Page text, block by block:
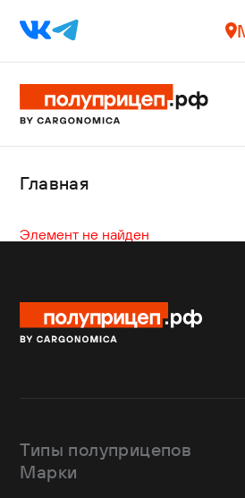
Главная
Элемент не найден
Типы полуприцепов
Шторные
Марки